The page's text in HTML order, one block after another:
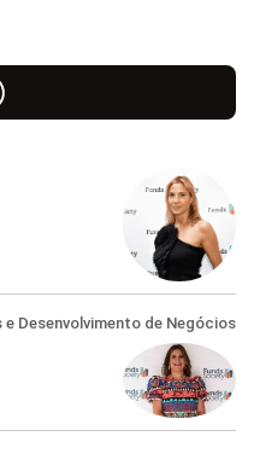
Desenvolvimento de Negócios